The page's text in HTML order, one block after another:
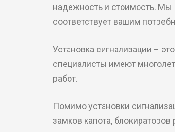
надежность и стоимость.
соответствует вашим
Установка сигнализации –
специалисты имеют
работ.
Помимо установки
замков капота,